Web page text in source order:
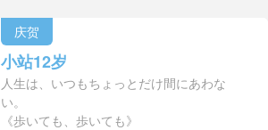
庆贺
小站12岁
人生は、いつもちょっとだけ間にあわな
い。
《歩いても、歩いても》